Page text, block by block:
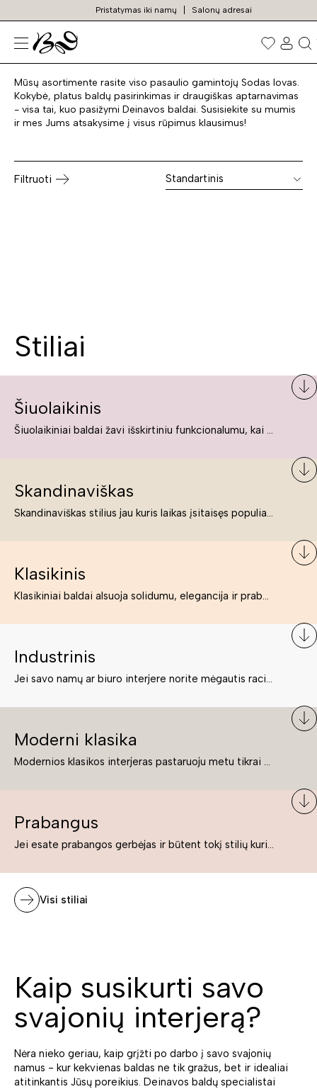
Pristatymas iki namų Salonų adresai
Prekių
paieška
Sofos lovos
Mūsų asortimente rasite viso pasaulio gamintojų Sodas lovas.
Kokybė, platus baldų pasirinkimas ir draugiškas aptarnavimas
- visa tai, kuo pasižymi Deinavos baldai. Susisiekite su mumis
ir mes Jums atsakysime į visus rūpimus klausimus!
Filtruoti Standartinis
Stiliai
Šiuolaikinis
Šiuolaikiniai baldai žavi išskirtiniu funkcionalumu, kai kurie jų pelnytai net pavadinami meno kūriniais, nes jie tikrai yra išskirtiniai, originalūs ir puikiai atliepiantys į šiuolaikinių žmonių poreikius bei gyvenimo būdo ypatumus.
Skandinaviškas
Skandinaviškas stilius jau kuris laikas įsitaisęs populiariausiųjų sąraše. Namai, butai labai dažnai įrengiami remiantis būtent šio stiliaus ypatumais. Dėl švelnių spalvų, praktiškumo ir estetikos jis masina tuos, kurie neabejingi šviesiem ar neutralių spalvų koloritui, paprastumui, funkcionalumui, natūralumui ir stilingai estetikai. Platų skandinaviškų baldų spektrą rasite „Deinavos baldų“ asortimente.
Klasikinis
Klasikiniai baldai alsuoja solidumu, elegancija ir prabanga. Paprastai jie būna masyvūs, kuria didybės įspūdį. Neabejotinai jie bus geriausias pasirinkimas estetiškam ir rafinuotam klasikiniam namų interjerui. Kartais klasikiniai baldai traktuojami kaip senoviniai, bet tai ne tiesa – klasika yra stilius, neišsemiama elegancija ir rafinuotumas.
Industrinis
Jei savo namų ar biuro interjere norite mėgautis racionaliai išnaudotomis erdvėmis, funkcionalumu ir esate neabejingi tamsesniam koloritui bei praktiškiems sprendimams, tuomet industrinis stilius bus būtent tai, ko Jums reikia. O industrinio stiliaus baldus išsirinksite mūsų asortimente.
Moderni klasika
Modernios klasikos interjeras pastaruoju metu tikrai yra „ant bangos“. Tie, kurie nenori pernelyg nutolti nuo klasikos, bet drauge žavisi šiuolaikiškais sprendimais, su malonumu savo namuose kuria klasikos ir modernaus interjero tandemą – elegantišką, subtilų ir žavingą.
Prabangus
Jei esate prabangos gerbėjas ir būtent tokį stilių kuriate savo namuose ar biure, tuomet solidūs, prabangūs baldai nepriekaištingai įsilies į Jūsų kuriamą interjerą.
Visi stiliai
Kaip susikurti savo
svajonių interjerą?
Nėra nieko geriau, kaip grįžti po darbo į savo svajonių
namus - kur kekvienas baldas ne tik gražus, bet ir idealiai
atitinkantis Jūsų poreikius. Deinavos baldų specialistai